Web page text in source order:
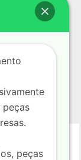
Centro Consolação
peças